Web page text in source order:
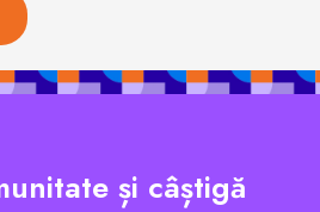
și câștigă